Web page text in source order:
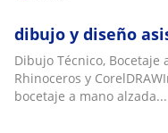
dibujo y diseño
Dibujo Técnico, Bocetaje
Rhinoceros y
bocetaje a mano alzada...